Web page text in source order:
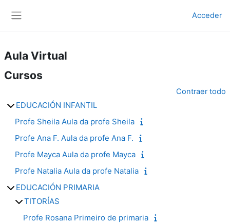
Acceder
Aula Virtual
Cursos
Contraer todo
EDUCACIÓN INFANTIL
Profe Sheila Aula da profe Sheila
Profe Ana F. Aula da profe Ana F.
Profe Mayca Aula da profe Mayca
Profe Natalia Aula da profe Natalia
EDUCACIÓN PRIMARIA
TITORÍAS
Profe Rosana Primeiro de primaria